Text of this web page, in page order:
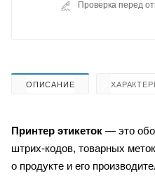
Проверка перед
ОПИСАНИЕ
Принтер этикеток — это
штрих-кодов, товарных
о продукте и его